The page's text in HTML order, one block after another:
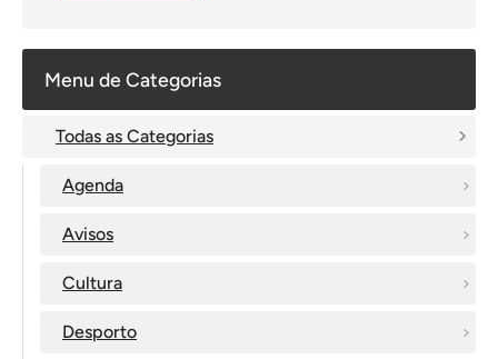
Menu de Categorias
Todas as Categorias
Agenda
Avisos
Cultura
Desporto